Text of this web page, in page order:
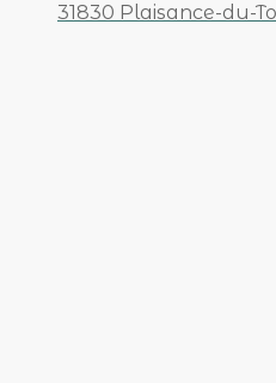
31830 Plaisance-du-